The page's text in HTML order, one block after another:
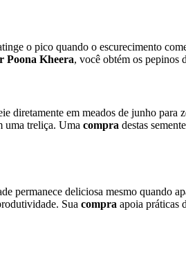
o pico quando o escurecimento
Poona Kheera, você obtém os pepinos
diretamente em meados de junho
uma treliça. Uma compra destas
permanece deliciosa mesmo quando
Sua compra apoia práticas